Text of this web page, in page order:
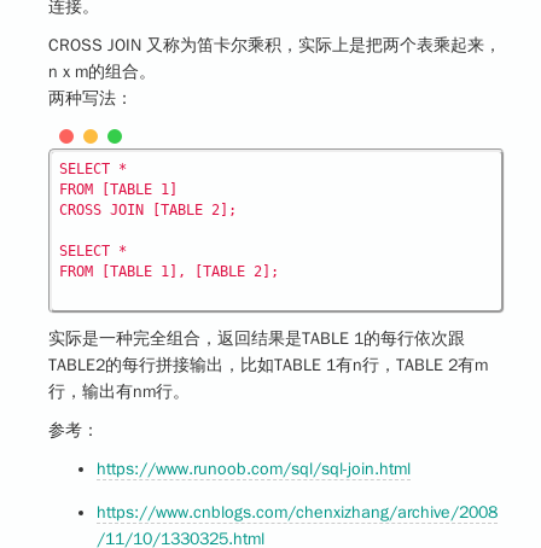
连接。
CROSS JOIN 又称为笛卡尔乘积，实际上是把两个表乘起来，
n x m的组合。
两种写法：
SELECT *
FROM [TABLE 1]
CROSS JOIN [TABLE 2];
SELECT *
实际是一种完全组合，返回结果是TABLE 1的每行依次跟
TABLE2的每行拼接输出，比如TABLE 1有n行，TABLE 2有m
行，输出有nm行。
参考：
https://www.runoob.com/sql/sql-join.html
https://www.cnblogs.com/chenxizhang/archive/2008
/11/10/1330325.html